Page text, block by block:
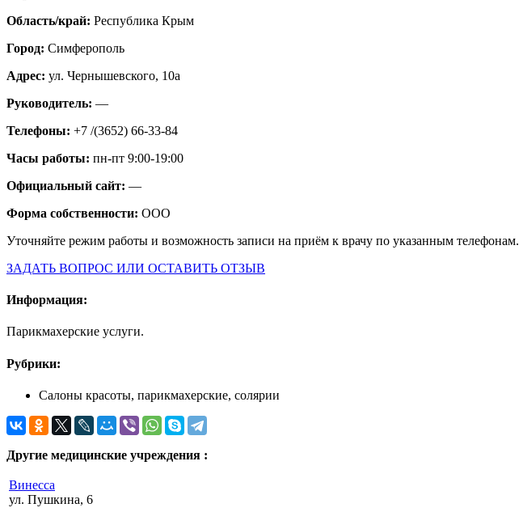
Область/край: Республика Крым
Город: Симферополь
Адрес: ул. Чернышевского, 10а
Руководитель: —
Телефоны: +7 /(3652) 66-33-84
Часы работы: пн-пт 9:00-19:00
Официальный сайт: —
Форма собственности: ООО
Уточняйте режим работы и возможность записи на приём к врачу по указанным телефонам.
ЗАДАТЬ ВОПРОС ИЛИ ОСТАВИТЬ ОТЗЫВ
Информация:
Парикмахерские услуги.
Рубрики:
Салоны красоты, парикмахерские, солярии
Другие медицинские учреждения :
Винесса
ул. Пушкина, 6